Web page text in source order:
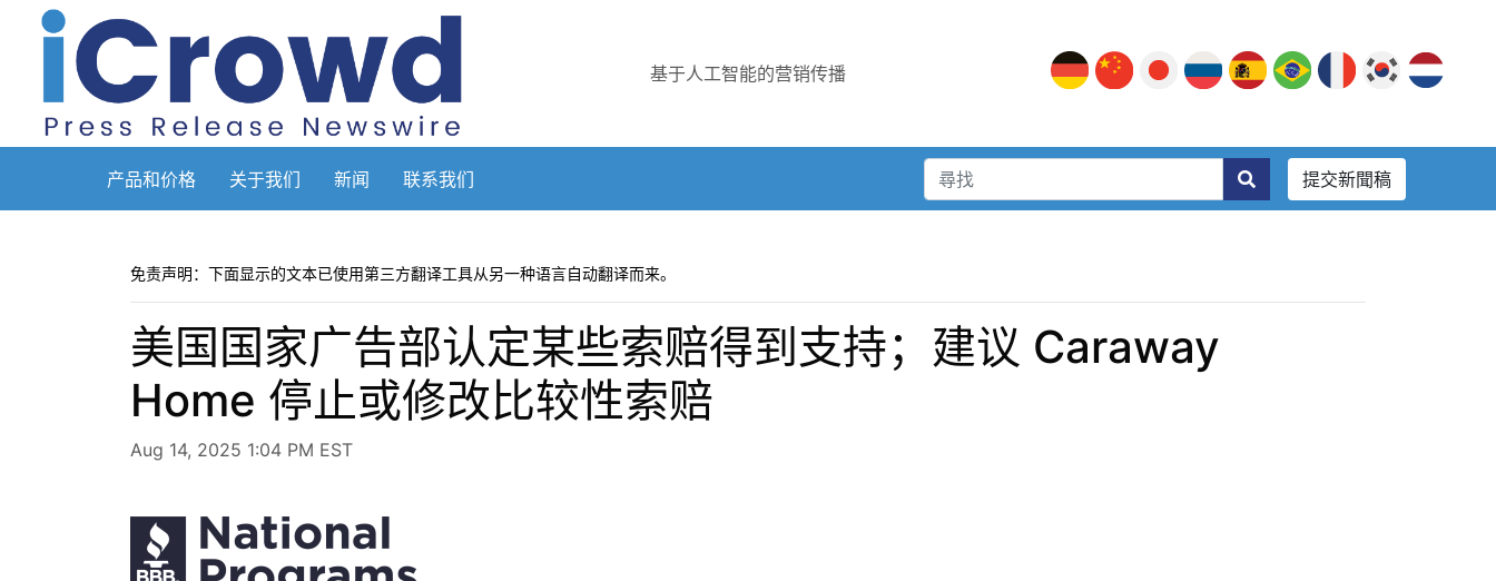
基于人工智能的营销传播
产品和价格 关于我们 新闻 联系我们 提交新聞稿
免责声明：下面显示的文本已使用第三方翻译工具从另一种语言自动翻译而来。
美国国家广告部认定某些索赔得到支持；建议 Caraway
Home 停止或修改比较性索赔
Aug 14, 2025 1:04 PM EST